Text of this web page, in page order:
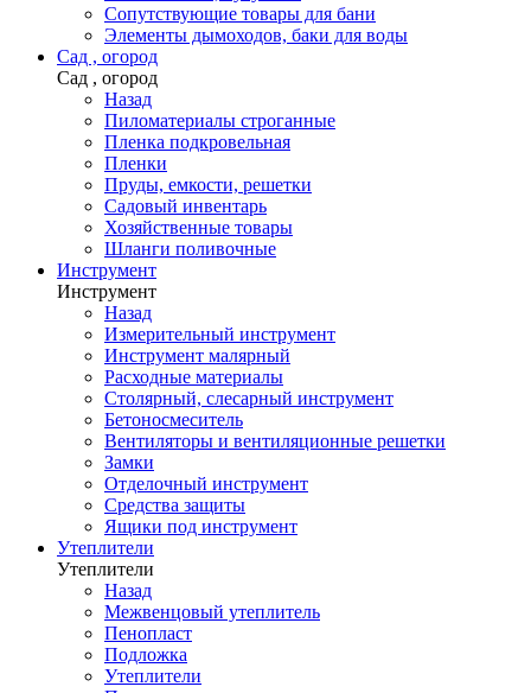
Сопутствующие товары для бани
Элементы дымоходов, баки для воды
Сад , огород
Сад , огород
Назад
Пиломатериалы строганные
Пленка подкровельная
Пленки
Пруды, емкости, решетки
Садовый инвентарь
Хозяйственные товары
Шланги поливочные
Инструмент
Инструмент
Назад
Измерительный инструмент
Инструмент малярный
Расходные материалы
Столярный, слесарный инструмент
Бетоносмеситель
Вентиляторы и вентиляционные решетки
Замки
Отделочный инструмент
Средства защиты
Ящики под инструмент
Утеплители
Утеплители
Назад
Межвенцовый утеплитель
Пенопласт
Подложка
Утеплители